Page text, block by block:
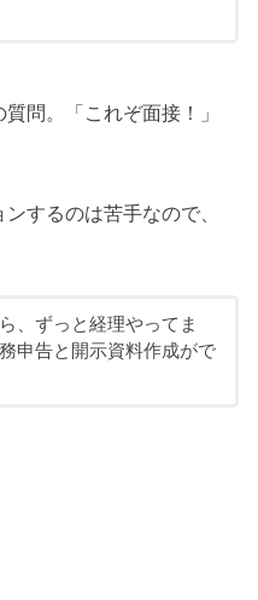
問。「これぞ面接！」
するのは苦手なので、
、ずっと経理やってま
申告と開示資料作成がで